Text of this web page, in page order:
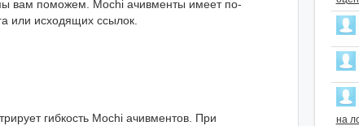
вам поможем. Mochi ачивменты имеет по-
или исходящих ссылок.
гибкость Mochi ачивментов. При
на